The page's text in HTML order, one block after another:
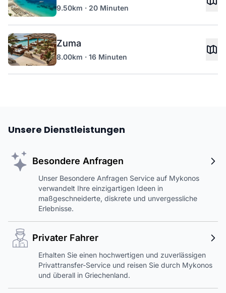
9.50km · 20 Minuten
Zuma
8.00km · 16 Minuten
Unsere Dienstleistungen
Besondere Anfragen
Unser Besondere Anfragen Service auf Mykonos
verwandelt Ihre einzigartigen Ideen in
maßgeschneiderte, diskrete und unvergessliche
Erlebnisse.
Privater Fahrer
Erhalten Sie einen hochwertigen und zuverlässigen
Privattransfer-Service und reisen Sie durch Mykonos
und überall in Griechenland.